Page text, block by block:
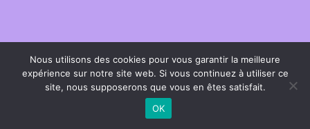
Nous utilisons des cookies pour vous garantir la meilleure
expérience sur notre site web. Si vous continuez à utiliser ce
site, nous supposerons que vous en êtes satisfait.
OK